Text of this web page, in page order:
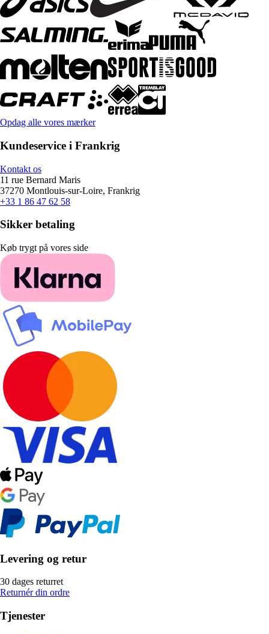
Opdag alle vores mærker
Kundeservice i Frankrig
Kontakt os
11 rue Bernard Maris
37270 Montlouis-sur-Loire, Frankrig
+33 1 86 47 62 58
Sikker betaling
Køb trygt på vores side
Levering og retur
30 dages returret
Returnér din ordre
Tjenester